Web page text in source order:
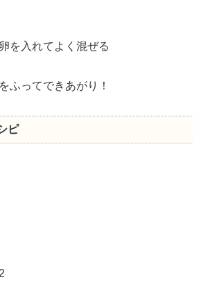
を入れてよく混ぜる
ふってできあがり！
ピ
ｇ